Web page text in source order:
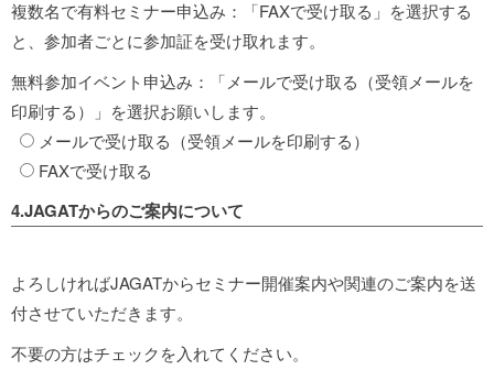
複数名で有料セミナー申込み：「FAXで受け取る」を選択する
と、参加者ごとに参加証を受け取れます。
無料参加イベント申込み：「メールで受け取る（受領メールを
印刷する）」を選択お願いします。
メールで受け取る（受領メールを印刷する）
FAXで受け取る
4.JAGATからのご案内について
よろしければJAGATからセミナー開催案内や関連のご案内を送
付させていただきます。
不要の方はチェックを入れてください。